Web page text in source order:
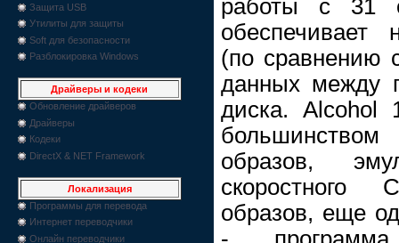
Защита USB
Утилиты для защиты
Soft для безопасности
Разблокировка Windows
Драйверы и кодеки
Обновление драйверов
Драйверы
Кодеки
DirectX & NET Framework
Локализация
Программы для перевода
Интернет переводчики
Онлайн переводчики
работы с 31
обеспечивает
(по сравнению
данных между
диска. Alcohol
образов,
скоростного
образов, еще